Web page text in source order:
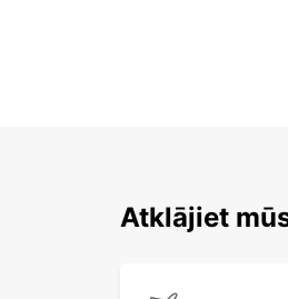
Atklājiet